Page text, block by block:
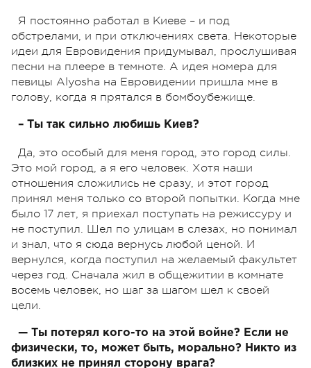
Я постоянно работал в Киеве – и под
обстрелами, и при отключениях света. Некоторые
идеи для Евровидения придумывал, прослушивая
песни на плеере в темноте. А идея номера для
певицы Alyosha на Евровидении пришла мне в
голову, когда я прятался в бомбоубежище.
– Ты так сильно любишь Киев?
Да, это особый для меня город, это город силы.
Это мой город, а я его человек. Хотя наши
отношения сложились не сразу, и этот город
принял меня только со второй попытки. Когда мне
было 17 лет, я приехал поступать на режиссуру и
не поступил. Шел по улицам в слезах, но понимал
и знал, что я сюда вернусь любой ценой. И
вернулся, когда поступил на желаемый факультет
через год. Сначала жил в общежитии в комнате
восемь человек, но шаг за шагом шел к своей
цели.
— Ты потерял кого-то на этой войне? Если не
физически, то, может быть, морально? Никто из
близких не принял сторону врага?